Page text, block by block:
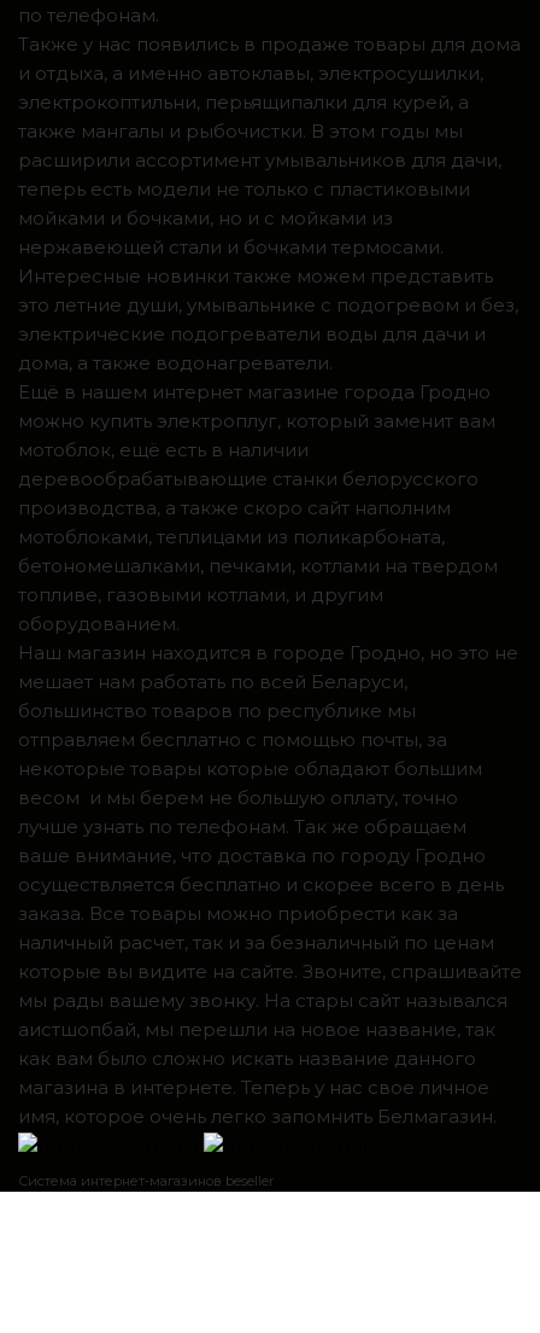
по телефонам.
Также у нас появились в продаже товары для дома
и отдыха, а именно автоклавы, электросушилки,
электрокоптильни, перьящипалки для курей, а
также мангалы и рыбочистки. В этом годы мы
расширили ассортимент умывальников для дачи,
теперь есть модели не только с пластиковыми
мойками и бочками, но и с мойками из
нержавеющей стали и бочками термосами.
Интересные новинки также можем представить
это летние души, умывальнике с подогревом и без,
электрические подогреватели воды для дачи и
дома, а также водонагреватели.
Ещё в нашем интернет магазине города Гродно
можно купить электроплуг, который заменит вам
мотоблок, ещё есть в наличии
деревообрабатывающие станки белорусского
производства, а также скоро сайт наполним
мотоблоками, теплицами из поликарбоната,
бетономешалками, печками, котлами на твердом
топливе, газовыми котлами, и другим
оборудованием.
Наш магазин находится в городе Гродно, но это не
мешает нам работать по всей Беларуси,
большинство товаров по республике мы
отправляем бесплатно с помощью почты, за
некоторые товары которые обладают большим
весом и мы берем не большую оплату, точно
лучше узнать по телефонам. Так же обращаем
ваше внимание, что доставка по городу Гродно
осуществляется бесплатно и скорее всего в день
заказа. Все товары можно приобрести как за
наличный расчет, так и за безналичный по ценам
которые вы видите на сайте. Звоните, спрашивайте
мы рады вашему звонку. На стары сайт назывался
аистшопбай, мы перешли на новое название, так
как вам было сложно искать название данного
магазина в интернете. Теперь у нас свое личное
имя, которое очень легко запомнить Белмагазин.
Система интернет-магазинов beseller